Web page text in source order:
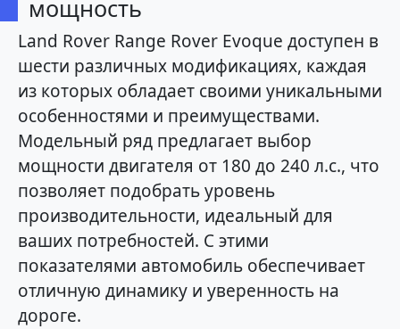
мощность
Land Rover Range Rover Evoque доступен в
шести различных модификациях, каждая
из которых обладает своими уникальными
особенностями и преимуществами.
Модельный ряд предлагает выбор
мощности двигателя от 180 до 240 л.с., что
позволяет подобрать уровень
производительности, идеальный для
ваших потребностей. С этими
показателями автомобиль обеспечивает
отличную динамику и уверенность на
дороге.